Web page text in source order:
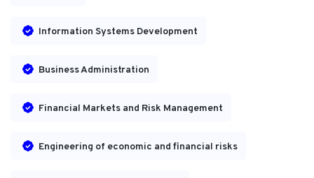
Information Systems Development
Business Administration
Financial Markets and Risk Management
Engineering of economic and financial risks